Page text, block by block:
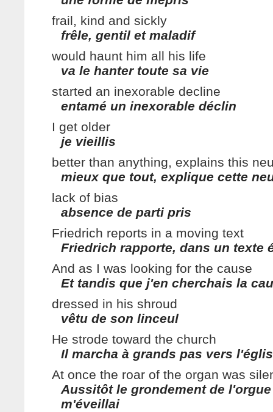
frail, kind and sickly
frêle, gentil et maladif
would haunt him all his life
va le hanter toute sa vie
started an inexorable decline
entamé un inexorable déclin
I get older
je vieillis
better than anything, explains this
mieux que tout, explique cette
lack of bias
absence de parti pris
Friedrich reports in a moving text
Friedrich rapporte, dans un texte
And as I was looking for the cause
Et tandis que j'en cherchais la
dressed in his shroud
vêtu de son linceul
He strode toward the church
Il marcha à grands pas vers
At once the roar of the organ was
Aussitôt le grondement de
m'éveillai